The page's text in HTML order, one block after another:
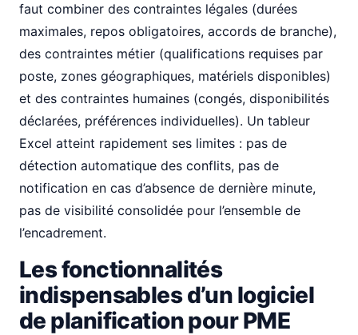
faut combiner des contraintes légales (durées
maximales, repos obligatoires, accords de branche),
des contraintes métier (qualifications requises par
poste, zones géographiques, matériels disponibles)
et des contraintes humaines (congés, disponibilités
déclarées, préférences individuelles). Un tableur
Excel atteint rapidement ses limites : pas de
détection automatique des conflits, pas de
notification en cas d’absence de dernière minute,
pas de visibilité consolidée pour l’ensemble de
l’encadrement.
Les fonctionnalités
indispensables d’un logiciel
de planification pour PME